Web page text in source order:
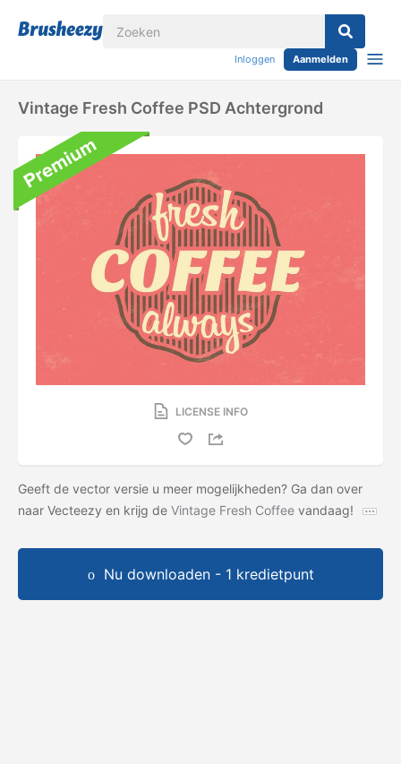
Inloggen Aanmelden
Vintage Fresh Coffee PSD Achtergrond
LICENSE INFO
Geeft de vector versie u meer mogelijkheden? Ga dan over
naar Vecteezy en krijg de Vintage Fresh Coffee vandaag!
Nu downloaden - 1 kredietpunt